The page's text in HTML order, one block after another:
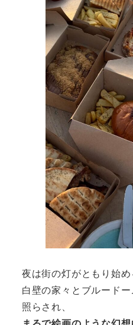
夜は街の灯がともり始め
白壁の家々とブルード
照らされ、